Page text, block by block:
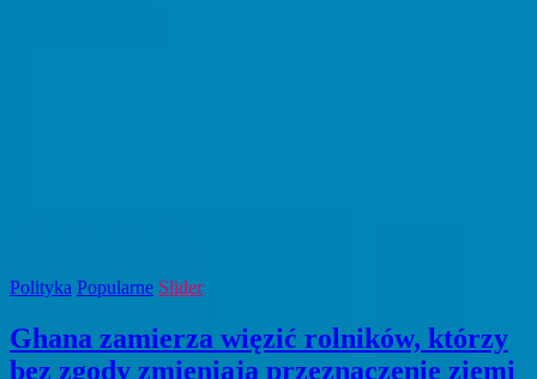
Polityka Popularne Slider
Ghana zamierza więzić rolników, którzy
bez zgody zmieniają przeznaczenie ziemi